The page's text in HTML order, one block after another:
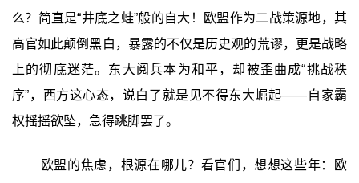
么？简直是“井底之蛙”般的自大！欧盟作为二战策源地，其
高官如此颠倒黑白，暴露的不仅是历史观的荒谬，更是战略
上的彻底迷茫。东大阅兵本为和平，却被歪曲成“挑战秩
序”，西方这心态，说白了就是见不得东大崛起——自家霸
权摇摇欲坠，急得跳脚罢了。
欧盟的焦虑，根源在哪儿？看官们，想想这些年：欧